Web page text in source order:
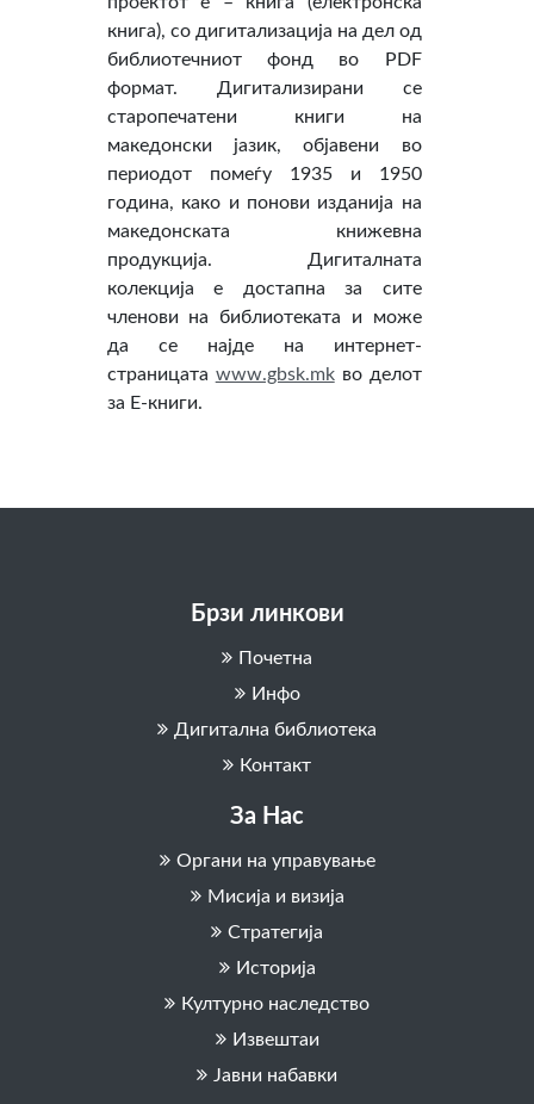
книга), со дигитализација на дел од
библиотечниот фонд во PDF
формат. Дигитализирани се
старопечатени книги на
македонски јазик, објавени во
периодот помеѓу 1935 и 1950
година, како и понови изданија на
македонската книжевна
продукција. Дигиталната
колекција е достапна за сите
членови на библиотеката и може
да се најде на интернет-
страницата www.gbsk.mkво делот
за Е-книги.
Брзи линкови
Почетна
Инфо
Дигитална библиотека
Контакт
За Нас
Органи на управување
Мисија и визија
Стратегија
Историја
Културно наследство
Извештаи
Јавни набавки